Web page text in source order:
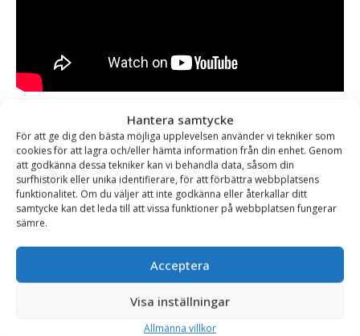
Hantera samtycke
För att ge dig den bästa möjliga upplevelsen använder vi tekniker som
cookies för att lagra och/eller hämta information från din enhet. Genom
att godkänna dessa tekniker kan vi behandla data, såsom din
surfhistorik eller unika identifierare, för att förbättra webbplatsens
funktionalitet. Om du väljer att inte godkänna eller återkallar ditt
samtycke kan det leda till att vissa funktioner på webbplatsen fungerar
sämre.
Acceptera
Visa inställningar
Allmänna villkor
Artikelnummer Fäste Arbetsbredd (mm)
Bredd
STAR-U-51584-
RS-sms
SMS/Trima 1200-2920 mm 1500 mm
RS-euro
1200-2920 mm